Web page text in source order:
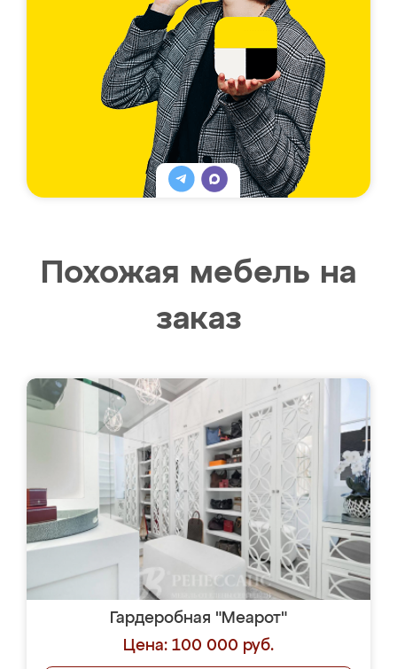
Похожая мебель на
заказ
Гардеробная "Меарот"
Цена: 100 000 руб.